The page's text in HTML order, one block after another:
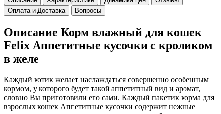
Оплата и Доставка
Вопросы
Описание Корм влажный для кошек
Felix Аппетитные кусочки с кроликом
в желе
Каждый котик желает наслаждаться совершенно особенным
кормом, у которого будет такой аппетитный вид и аромат,
словно Вы приготовили его сами. Каждый пакетик корма для
взрослых кошек Аппетитные кусочки содержит нежные